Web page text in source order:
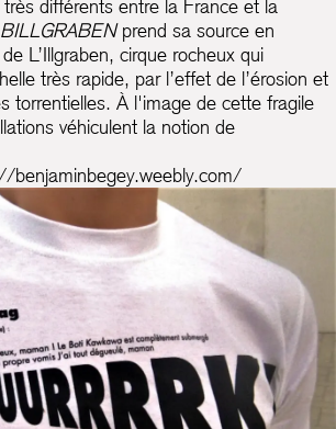
différents entre la France et la
BILLGRABENprend sa source en
L’Illgraben, cirque rocheux qui
très rapide, par l’effet de l’érosion et
torrentielles. À l'image de cette fragile
véhiculent la notion de
benjaminbegey.weebly.com/